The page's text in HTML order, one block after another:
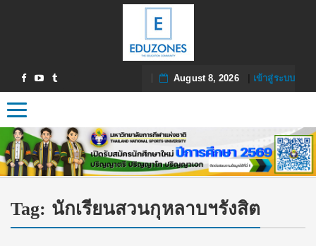
August 8, 2026| เข้าสู่ระบบ
Toggle navigation
Tag: นักเรียนสวนกุหลาบฯรังสิต